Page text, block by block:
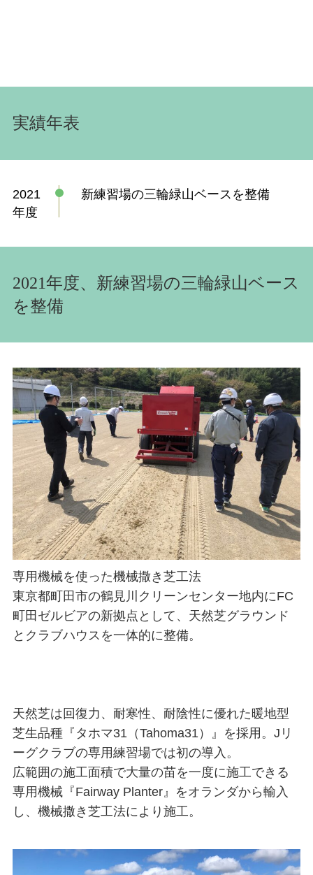
実績年表
2021
年度
新練習場の三輪緑山ベースを整備
2021年度、新練習場の三輪緑山ベース
を整備
専用機械を使った機械撒き芝工法
東京都町田市の鶴見川クリーンセンター地内にFC
町田ゼルビアの新拠点として、天然芝グラウンド
とクラブハウスを一体的に整備。
天然芝は回復力、耐寒性、耐陰性に優れた暖地型
芝生品種『タホマ31（Tahoma31）』を採用。Jリ
ーグクラブの専用練習場では初の導入。
広範囲の施工面積で大量の苗を一度に施工できる
専用機械『Fairway Planter』をオランダから輸入
し、機械撒き芝工法により施工。